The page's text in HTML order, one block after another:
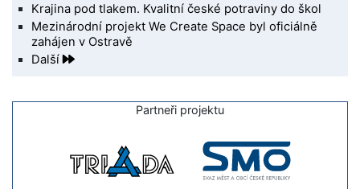
Krajina pod tlakem. Kvalitní české potraviny do škol
Mezinárodní projekt We Create Space byl oficiálně
zahájen v Ostravě
Další
Partneři projektu